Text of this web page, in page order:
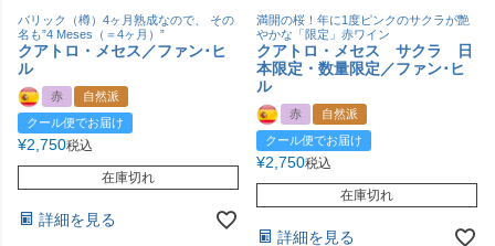
バリック（樽）4ヶ月熟成なので、 その
名も”4 Meses（＝4ヶ月）”
クアトロ・メセス／ファン･ヒ
ル
赤
自然派
クール便でお届け
¥2,750税込
在庫切れ
詳細を見る
満開の桜！年に1度ピンクのサクラが艶
やかな「限定」赤ワイン
クアトロ・メセス サクラ 日
本限定・数量限定／ファン･ヒ
ル
赤
自然派
クール便でお届け
¥2,750税込
在庫切れ
詳細を見る